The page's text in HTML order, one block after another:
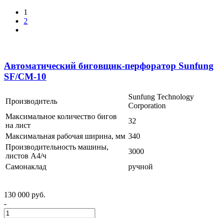
1
2
Автоматический биговщик-перфоратор Sunfung
SF/CM-10
Производитель
Sunfung Technology
Corporation
Максимальное количество бигов
на лист
32
Максимальная рабочая ширина, мм 340
Производительность машины,
листов А4/ч
3000
Самонаклад
ручной
130 000 руб.
-